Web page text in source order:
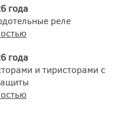
года
реле
года
и тиристорами с